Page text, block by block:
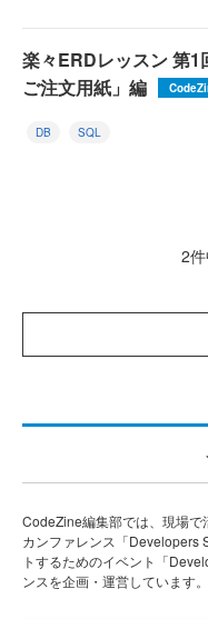
楽々ERDレッスン 第1
ご注文用紙」編
DB SQL
2
CodeZine編集部では、現場
カンファレンス「Developers
トするためのイベント「
ンスを企画・運営しています。